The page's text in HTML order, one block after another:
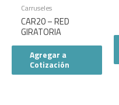
Carruseles
CAR20 – RED
GIRATORIA
Agregar a
Cotización